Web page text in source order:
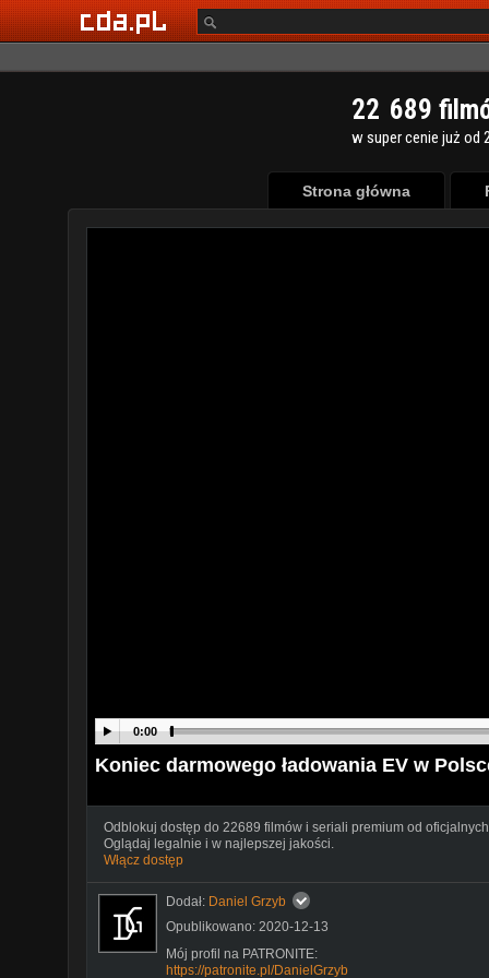
22 689
w super cenie już od
Strona główna
0:00
Koniec darmowego ładowania EV w
Odblokuj dostęp do 22689 filmów i seriali premium od
Oglądaj legalnie i w najlepszej jakości.
Włącz dostęp
Dodał: Daniel Grzyb
Opublikowano: 2020-12-13
Mój profil na PATRONITE:
https://patronite.pl/DanielGrzyb